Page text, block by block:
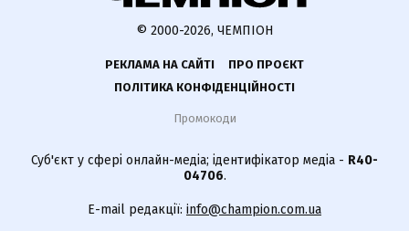
© 2000-2026, ЧЕМПІОН
РЕКЛАМА НА САЙТІ
ПРО ПРОЄКТ
ПОЛІТИКА КОНФІДЕНЦІЙНОСТІ
Промокоди
Суб'єкт у сфері онлайн-медіа; ідентифікатор медіа - R40-
04706.
E-mail редакції: info@champion.com.ua